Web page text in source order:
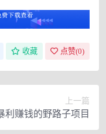
收藏 点赞(0)
上一篇
利赚钱的野路子项目